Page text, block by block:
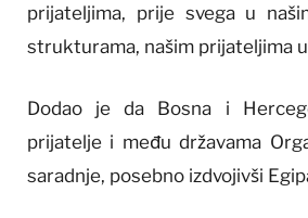
prijateljima, prije svega u
strukturama, našim prijateljima
Dodao je da Bosna i
prijatelje i među državama
saradnje, posebno izdvojivši